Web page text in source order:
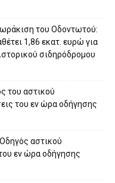
του Οδοντωτού:
1,86 εκατ. ευρώ για
σιδηρόδρομου
του αστικού
του εν ώρα οδήγησης
αστικού
εν ώρα οδήγησης